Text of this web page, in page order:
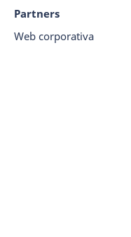
Partners
Web corporativa